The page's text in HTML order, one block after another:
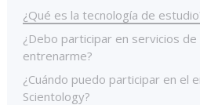
¿Qué es la tecnología de
¿Debo participar en servicios
entrenarme?
¿Cuándo puedo participar en el
Scientology?